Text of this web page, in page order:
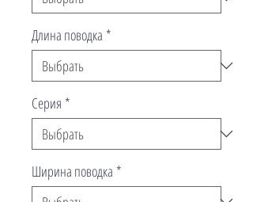
Длина поводка *
Серия *
Ширина поводка *